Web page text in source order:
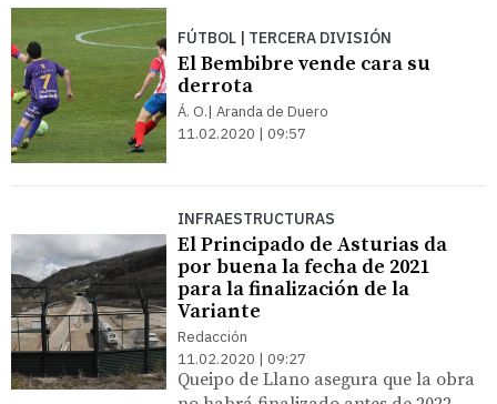
FÚTBOL | TERCERA DIVISIÓN
El Bembibre vende cara su
derrota
Á. O.| Aranda de Duero
11.02.2020 | 09:57
INFRAESTRUCTURAS
El Principado de Asturias da
por buena la fecha de 2021
para la finalización de la
Variante
Redacción
11.02.2020 | 09:27
Queipo de Llano asegura que la obra